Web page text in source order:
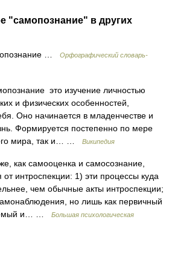
"самопознание" в других
…
Орфографический словарь-
это изучение личностью
и физических особенностей,
Оно начинается в младенчестве и
Формируется постепенно по мере
мира, так и… …
Википедия
как самооценка и самосознание,
интроспекции: 1) эти процессы куда
чем обычные акты интроспекции;
но лишь как первичный
и… …
Большая психологическая